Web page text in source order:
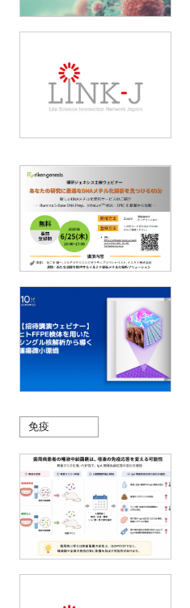
免疫